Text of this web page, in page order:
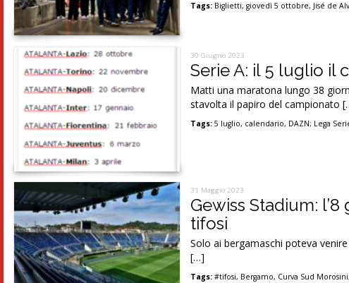
Tags: Biglietti,giovedì 5 ottobre, Jisé de
30 Giugno 2023
Serie A: il 5 luglio il
Matti una maratona lungo 38
stavolta il papiro del campionato
Tags: 5 luglio, calendario, DAZN; Lega
31 Maggio 2023
Gewiss Stadium:
tifosi
Solo ai bergamaschi poteva
[…]
Tags: #tifosi, Bergamo, Curva Sud Morosini,